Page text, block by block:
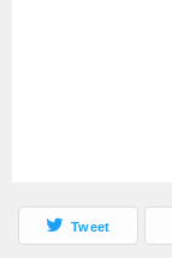
Tweet